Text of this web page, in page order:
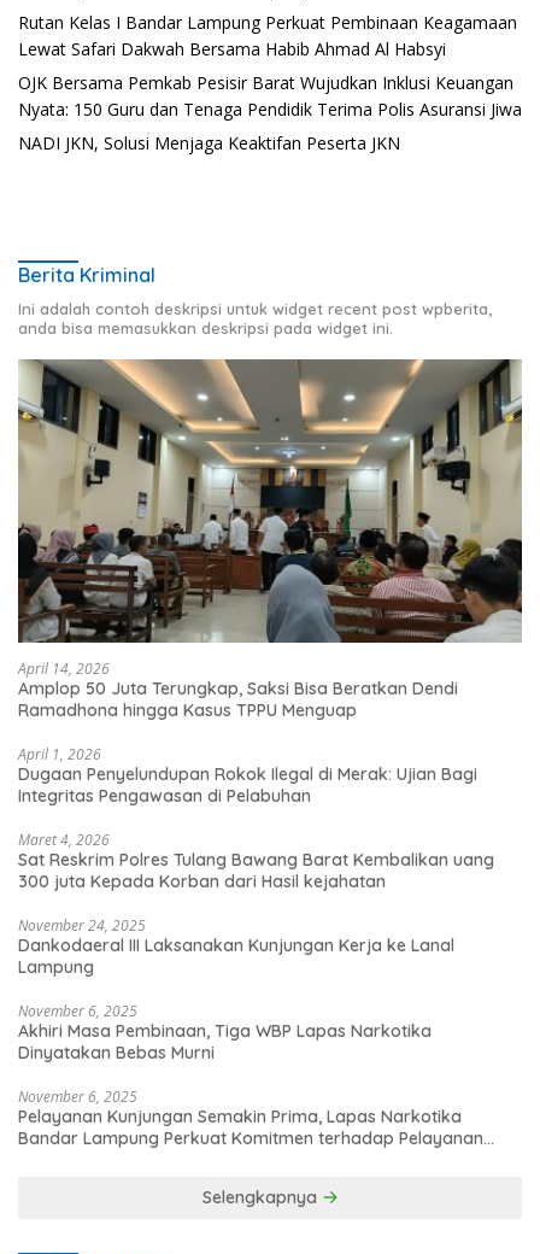
Rutan Kelas I Bandar Lampung Perkuat Pembinaan Keagamaan
Lewat Safari Dakwah Bersama Habib Ahmad Al Habsyi
OJK Bersama Pemkab Pesisir Barat Wujudkan Inklusi Keuangan
Nyata: 150 Guru dan Tenaga Pendidik Terima Polis Asuransi Jiwa
NADI JKN, Solusi Menjaga Keaktifan Peserta JKN
Berita Kriminal
Ini adalah contoh deskripsi untuk widget recent post wpberita,
anda bisa memasukkan deskripsi pada widget ini.
April 14, 2026
Amplop 50 Juta Terungkap, Saksi Bisa Beratkan Dendi
Ramadhona hingga Kasus TPPU Menguap
April 1, 2026
Dugaan Penyelundupan Rokok Ilegal di Merak: Ujian Bagi
Integritas Pengawasan di Pelabuhan
Maret 4, 2026
Sat Reskrim Polres Tulang Bawang Barat Kembalikan uang
300 juta Kepada Korban dari Hasil kejahatan
November 24, 2025
Dankodaeral III Laksanakan Kunjungan Kerja ke Lanal
Lampung
November 6, 2025
Akhiri Masa Pembinaan, Tiga WBP Lapas Narkotika
Dinyatakan Bebas Murni
November 6, 2025
Pelayanan Kunjungan Semakin Prima, Lapas Narkotika
Bandar Lampung Perkuat Komitmen terhadap Pelayanan
Selengkapnya